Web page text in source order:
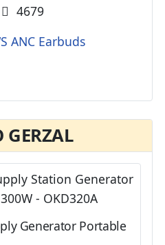
4679
GERZAL
Generator Portable